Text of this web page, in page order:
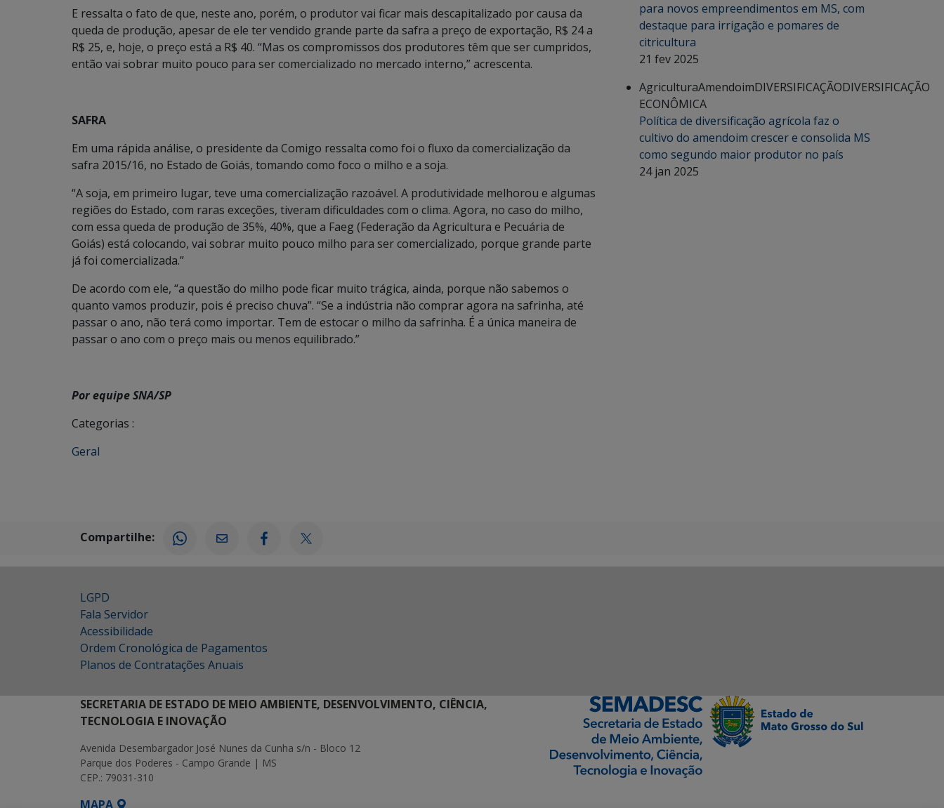
E ressalta o fato de que, neste ano, porém, o produtor vai ficar mais descapitalizado por causa da
queda de produção, apesar de ele ter vendido grande parte da safra a preço de exportação, R$ 24 a
R$ 25, e, hoje, o preço está a R$ 40. “Mas os compromissos dos produtores têm que ser cumpridos,
então vai sobrar muito pouco para ser comercializado no mercado interno,” acrescenta.
SAFRA
Em uma rápida análise, o presidente da Comigo ressalta como foi o fluxo da comercialização da
safra 2015/16, no Estado de Goiás, tomando como foco o milho e a soja.
“A soja, em primeiro lugar, teve uma comercialização razoável. A produtividade melhorou e algumas
regiões do Estado, com raras exceções, tiveram dificuldades com o clima. Agora, no caso do milho,
com essa queda de produção de 35%, 40%, que a Faeg (Federação da Agricultura e Pecuária de
Goiás) está colocando, vai sobrar muito pouco milho para ser comercializado, porque grande parte
já foi comercializada.”
De acordo com ele, “a questão do milho pode ficar muito trágica, ainda, porque não sabemos o
quanto vamos produzir, pois é preciso chuva”. “Se a indústria não comprar agora na safrinha, até
passar o ano, não terá como importar. Tem de estocar o milho da safrinha. É a única maneira de
passar o ano com o preço mais ou menos equilibrado.”
Por equipe SNA/SP
Categorias :
Geral
para novos empreendimentos em MS, com
destaque para irrigação e pomares de
citricultura
21 fev 2025
AgriculturaAmendoimDIVERSIFICAÇÃODIVERSIFICAÇÃO
ECONÔMICA
Política de diversificação agrícola faz o
cultivo do amendoim crescer e consolida MS
como segundo maior produtor no país
24 jan 2025
Compartilhe:
LGPD
Fala Servidor
Acessibilidade
Ordem Cronológica de Pagamentos
Planos de Contratações Anuais
SECRETARIA DE ESTADO DE MEIO AMBIENTE, DESENVOLVIMENTO, CIÊNCIA,
TECNOLOGIA E INOVAÇÃO
Avenida Desembargador José Nunes da Cunha s/n - Bloco 12
Parque dos Poderes - Campo Grande | MS
CEP.: 79031-310
MAPA